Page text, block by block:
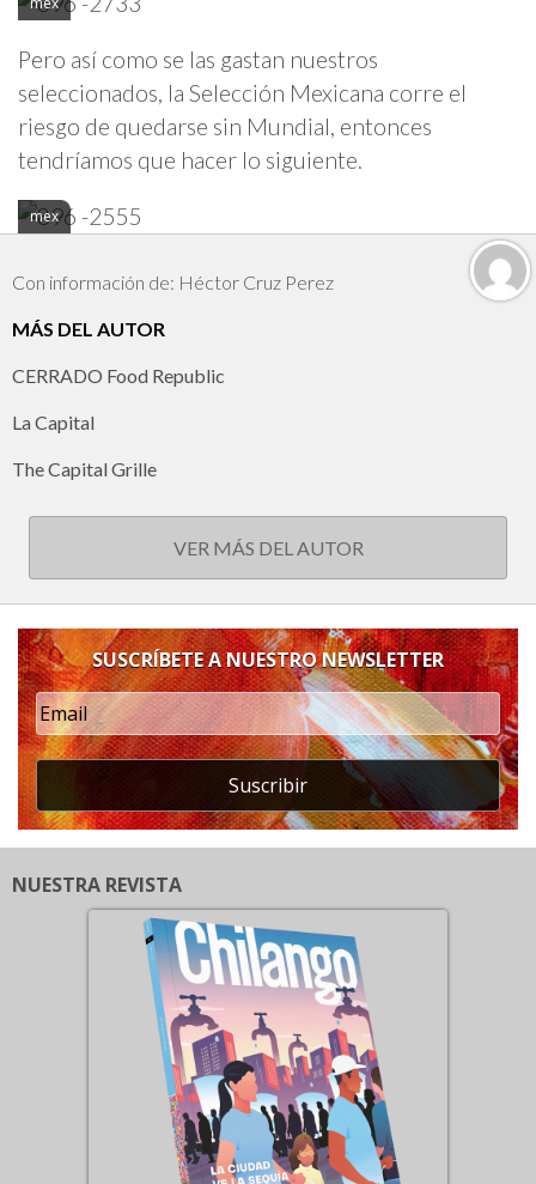
Pero así como se las gastan nuestros
seleccionados, la Selección Mexicana corre el
riesgo de quedarse sin Mundial, entonces
tendríamos que hacer lo siguiente.
mex
Con información de: Héctor Cruz Perez
MÁS DEL AUTOR
CERRADO Food Republic
La Capital
The Capital Grille
VER MÁS DEL AUTOR
SUSCRÍBETE A NUESTRO NEWSLETTER
Suscribir
NUESTRA REVISTA